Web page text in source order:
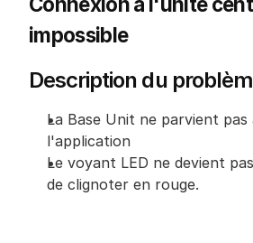
impossible
Description du
La Base Unit ne parvient
l'application
Le voyant LED ne devient
de clignoter en rouge.